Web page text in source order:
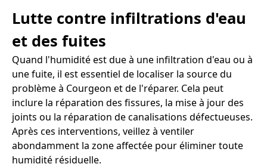
Lutte contre infiltrations d'eau
et des fuites
Quand l'humidité est due à une infiltration d'eau ou à
une fuite, il est essentiel de localiser la source du
problème à Courgeon et de l'réparer. Cela peut
inclure la réparation des fissures, la mise à jour des
joints ou la réparation de canalisations défectueuses.
Après ces interventions, veillez à ventiler
abondamment la zone affectée pour éliminer toute
humidité résiduelle.